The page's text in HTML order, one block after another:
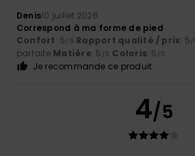
Denis10 juillet 2026
Correspond à ma forme de pied
Confort: 5/5 Rapport qualité / prix: 5/
parfaite Matière: 5 /5 Coloris: 5 /5
Je recommande ce produit
4/5